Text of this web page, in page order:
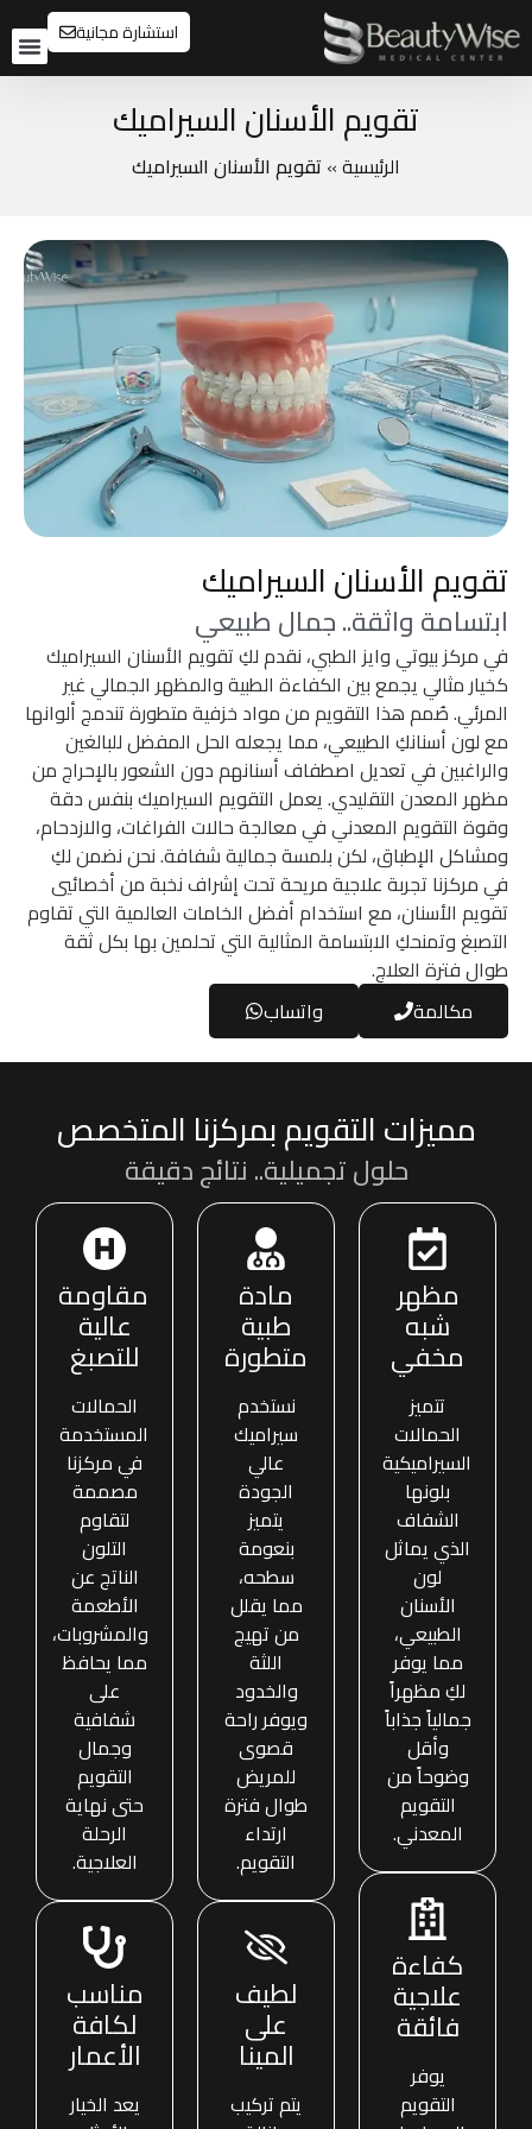
استشارة مجانية
تقويم الأسنان السيراميك
الرئيسية» تقويم الأسنان السيراميك
تقويم الأسنان السيراميك
ابتسامة واثقة.. جمال طبيعي
في مركز بيوتي وايز الطبي، نقدم لكِ تقويم الأسنان السيراميك
كخيار مثالي يجمع بين الكفاءة الطبية والمظهر الجمالي غير
المرئي. صُمم هذا التقويم من مواد خزفية متطورة تندمج ألوانها
مع لون أسنانكِ الطبيعي، مما يجعله الحل المفضل للبالغين
والراغبين في تعديل اصطفاف أسنانهم دون الشعور بالإحراج من
مظهر المعدن التقليدي. يعمل التقويم السيراميك بنفس دقة
وقوة التقويم المعدني في معالجة حالات الفراغات، والازدحام،
ومشاكل الإطباق، لكن بلمسة جمالية شفافة. نحن نضمن لكِ
في مركزنا تجربة علاجية مريحة تحت إشراف نخبة من أخصائيي
تقويم الأسنان، مع استخدام أفضل الخامات العالمية التي تقاوم
التصبغ وتمنحكِ الابتسامة المثالية التي تحلمين بها بكل ثقة
طوال فترة العلاج.
مكالمة
واتساب
مميزات التقويم بمركزنا المتخصص
حلول تجميلية.. نتائج دقيقة
مظهر
شبه
مخفي
تتميز
الحمالات
السيراميكية
بلونها
الشفاف
الذي يماثل
لون
الأسنان
الطبيعي،
مما يوفر
لكِ مظهراً
جمالياً جذاباً
وأقل
وضوحاً من
التقويم
المعدني.
كفاءة
علاجية
فائقة
يوفر
التقويم
مادة
طبية
متطورة
نستخدم
سيراميك
عالي
الجودة
يتميز
بنعومة
سطحه،
مما يقلل
من تهيج
اللثة
والخدود
ويوفر راحة
قصوى
للمريض
طوال فترة
ارتداء
التقويم.
لطيف
على
المينا
يتم تركيب
مقاومة
عالية
للتصبغ
الحمالات
المستخدمة
في مركزنا
مصممة
لتقاوم
التلون
الناتج عن
الأطعمة
والمشروبات،
مما يحافظ
على
شفافية
وجمال
التقويم
حتى نهاية
الرحلة
العلاجية.
مناسب
لكافة
الأعمار
يعد الخيار